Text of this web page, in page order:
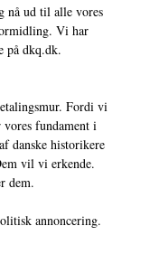
nå ud til alle vores
Vi har
på dkq.dk.
Fordi vi
fundament i
danske historikere
vil vi erkende.
dem.
annoncering.